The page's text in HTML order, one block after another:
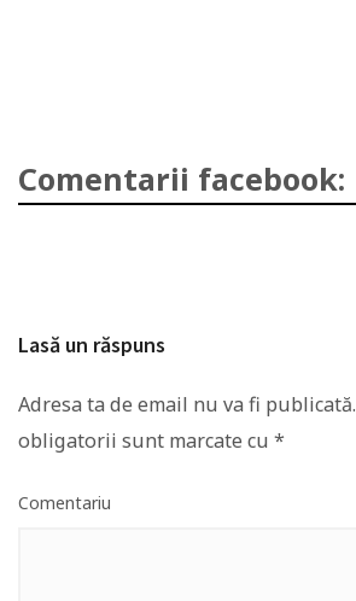
Comentarii facebook:
Lasă un răspuns
Adresa ta de email nu va fi publicată.
obligatorii sunt marcate cu *
Comentariu